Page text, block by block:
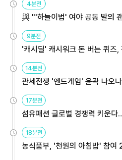
4분전
與 "'하늘이법' 여야 공동 발의
9분전
'캐시딜' 캐시워크 돈 버는 퀴즈,
14분전
관세전쟁 '엔드게임' 윤곽 나오
용해야
17분전
섬유패션 글로벌 경쟁력 키운
원
18분전
농식품부, '천원의 아침밥' 참여